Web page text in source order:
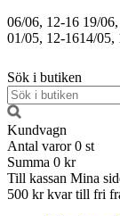
06/06, 12-16 19/
01/05, 12-1614/05,
Sök i butiken
Kundvagn
Antal varor 0 st
Summa 0 kr
Till kassan Mina
500 kr kvar till fri